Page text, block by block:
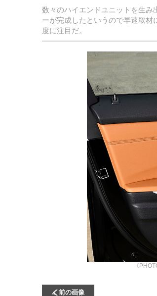
数々のハイエンドユニットを生み
ーが完成したというので早速取
度に注目だ。
《
前の画像